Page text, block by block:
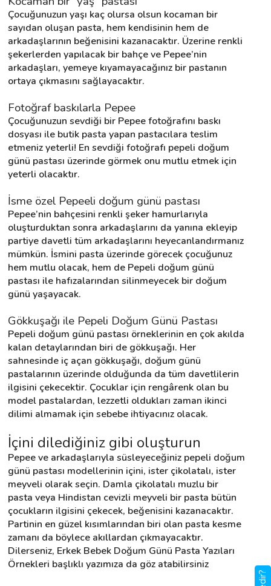
Çocuğunuzun yaşı kaç olursa olsun kocaman bir
sayıdan oluşan pasta, hem kendisinin hem de
arkadaşlarının beğenisini kazanacaktır. Üzerine renkli
şekerlerden yapılacak bir bahçe ve Pepee’nin
arkadaşları, yemeye kıyamayacağınız bir pastanın
ortaya çıkmasını sağlayacaktır.
Fotoğraf baskılarla Pepee
Çocuğunuzun sevdiği bir Pepee fotoğrafını baskı
dosyası ile butik pasta yapan pastacılara teslim
etmeniz yeterli! En sevdiği fotoğrafı pepeli doğum
günü pastası üzerinde görmek onu mutlu etmek için
yeterli olacaktır.
İsme özel Pepeeli doğum günü pastası
Pepee’nin bahçesini renkli şeker hamurlarıyla
oluşturduktan sonra arkadaşlarını da yanına ekleyip
partiye davetli tüm arkadaşlarını heyecanlandırmanız
mümkün. İsmini pasta üzerinde görecek çocuğunuz
hem mutlu olacak, hem de Pepeli doğum günü
pastası ile hafızalarından silinmeyecek bir doğum
günü yaşayacak.
Gökkuşağı ile Pepeli Doğum Günü Pastası
Pepeli doğum günü pastası örneklerinin en çok akılda
kalan detaylarından biri de gökkuşağı. Her
sahnesinde iç açan gökkuşağı, doğum günü
pastalarının üzerinde olduğunda da tüm davetlilerin
ilgisini çekecektir. Çocuklar için rengârenk olan bu
model pastalardan, lezzetli oldukları zaman ikinci
dilimi almamak için sebebe ihtiyacınız olacak.
İçini dilediğiniz gibi oluşturun
Pepee ve arkadaşlarıyla süsleyeceğiniz pepeli doğum
günü pastası modellerinin içini, ister çikolatalı, ister
meyveli olarak seçin. Damla çikolatalı muzlu bir
pasta veya Hindistan cevizli meyveli bir pasta bütün
çocukların ilgisini çekecek, beğenisini kazanacaktır.
Partinin en güzel kısımlarından biri olan pasta kesme
zamanı da böylece akıllardan çıkmayacaktır.
Dilerseniz, Erkek Bebek Doğum Günü Pasta Yazıları
Örnekleri başlıklı yazımıza da göz atabilirsiniz